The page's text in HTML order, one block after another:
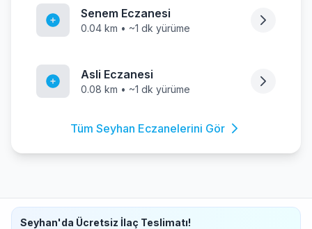
Senem Eczanesi
0.04 km • ~1 dk yürüme
Asli Eczanesi
0.08 km • ~1 dk yürüme
Tüm Seyhan Eczanelerini Gör
Seyhan'da Ücretsiz İlaç Teslimatı!